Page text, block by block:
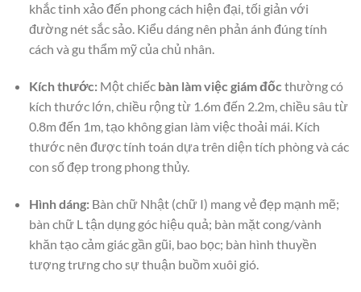
khắc tinh xảo đến phong cách hiện đại, tối giản với
đường nét sắc sảo. Kiểu dáng nên phản ánh đúng tính
cách và gu thẩm mỹ của chủ nhân.
Kích thước:Một chiếc bàn làm việc giám đốcthường có
kích thước lớn, chiều rộng từ 1.6m đến 2.2m, chiều sâu từ
0.8m đến 1m, tạo không gian làm việc thoải mái. Kích
thước nên được tính toán dựa trên diện tích phòng và các
con số đẹp trong phong thủy.
Hình dáng:Bàn chữ Nhật (chữ I) mang vẻ đẹp mạnh mẽ;
bàn chữ L tận dụng góc hiệu quả; bàn mặt cong/vành
khăn tạo cảm giác gần gũi, bao bọc; bàn hình thuyền
tượng trưng cho sự thuận buồm xuôi gió.